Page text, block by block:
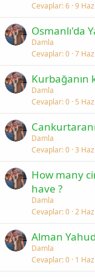
Cevaplar 6 9
Osmanlı'da
Damla
Cevaplar 0 7
Kurbağanın
Damla
Cevaplar 0 5
Damla
Cevaplar 0 3
How many
have ?
Damla
Cevaplar 0 2
Alman
Damla
Cevaplar 0 1